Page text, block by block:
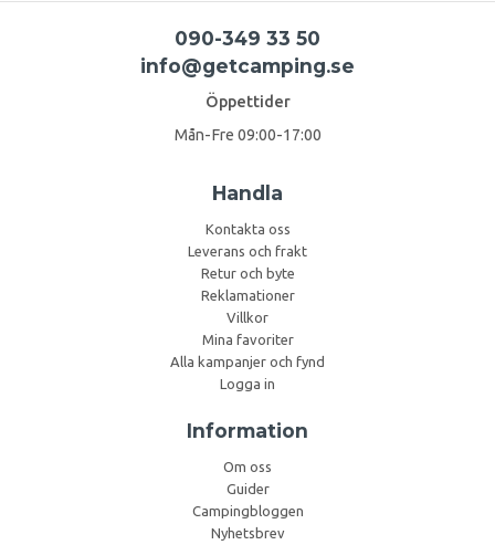
090-349 33 50
info@getcamping.se
Öppettider
Mån-Fre 09:00-17:00
Handla
Kontakta oss
Leverans och frakt
Retur och byte
Reklamationer
Villkor
Mina favoriter
Alla kampanjer och fynd
Logga in
Information
Om oss
Guider
Campingbloggen
Nyhetsbrev